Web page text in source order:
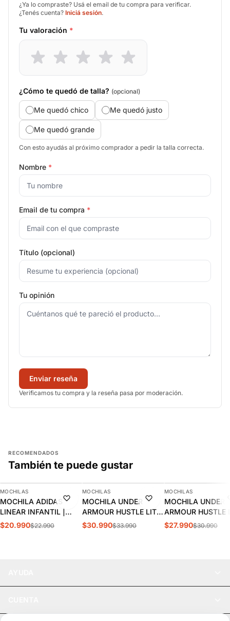
¿Ya lo compraste? Usá el email de tu compra para verificar.
¿Tenés cuenta? Iniciá sesión.
Tu valoración *
¿Cómo te quedó de talla? (opcional)
Me quedó chico Me quedó justo
Me quedó grande
Con esto ayudás al próximo comprador a pedir la talla correcta.
Nombre *
Email de tu compra *
Título (opcional)
Tu opinión
Enviar reseña
Verificamos tu compra y la reseña pasa por moderación.
RECOMENDADOS
También te puede gustar
-9%
AGREGAR
MOCHILAS
MOCHILA ADIDAS
LINEAR INFANTIL |
KC3138
$20.990$22.990
-9%
AGREGAR
MOCHILAS
MOCHILA UNDER
ARMOUR HUSTLE LITE
| 6000399-603
$30.990$33.990
-10%
MOCHILAS
MOCHILA UNDER
ARMOUR HUSTLE
1364180-012
$27.990$30.990